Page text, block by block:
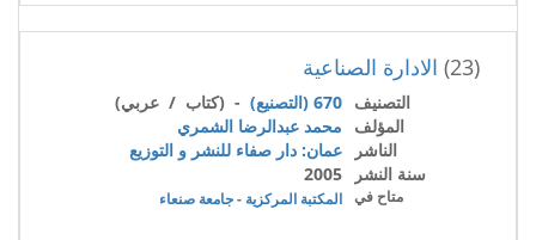
(23) الادارة الصناعية
التصنيف 670 (التصنيع)
- (كتاب / عربي)
المؤلف
محمد عبدالرضا الشمري
الناشر
عمان: دار صفاء للنشر و التوزيع
سنة النشر
2005
متاح في المكتبة المركزية - جامعة صنعاء